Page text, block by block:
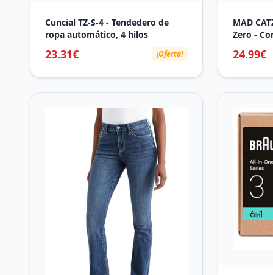
Cuncial TZ-S-4 - Tendedero de
ropa automático, 4 hilos
23.31€ ¡Oferta!
MAD
Zero -
Omni-
24.99€